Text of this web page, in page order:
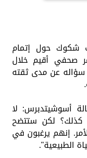
شكوك حول إتمام
صحفي أقيم خلال
عن مدى ثقته
أسوشيتدبرس: لا
كذلك؟ لكن ستتضح
إنهم يرغبون في
الطبيعية".